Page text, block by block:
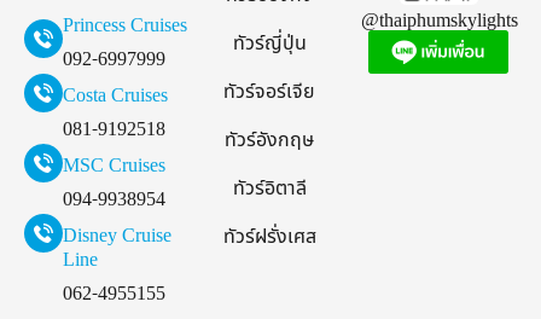
Princess Cruises
092-6997999
Costa Cruises
081-9192518
MSC Cruises
094-9938954
Disney Cruise
Line
062-4955155
ทัวร์ญี่ปุ่น
ทัวร์จอร์เจีย
ทัวร์อังกฤษ
ทัวร์อิตาลี
ทัวร์ฝรั่งเศส
@thaiphumskylights